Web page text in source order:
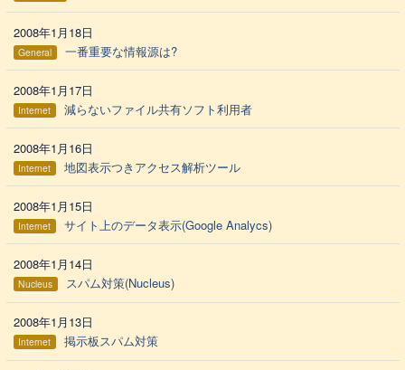
2008年1月18日
General 一番重要な情報源は?
2008年1月17日
Internet 減らないファイル共有ソフト利用者
2008年1月16日
Internet 地図表示つきアクセス解析ツール
2008年1月15日
Internet サイト上のデータ表示(Google Analycs)
2008年1月14日
Nucleus スパム対策(Nucleus)
2008年1月13日
Internet 掲示板スパム対策